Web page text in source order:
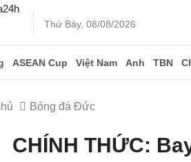
Thứ Bảy, 08/08/2026
ASEAN Cup Việt Nam Anh TBN
Bóng đá Đức
CHÍNH THỨC: